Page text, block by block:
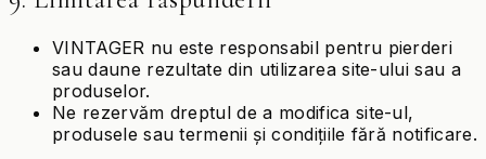
VINTAGER nu este responsabil pentru pierderi
sau daune rezultate din utilizarea site-ului sau a
produselor.
Ne rezervăm dreptul de a modifica site-ul,
produsele sau termenii și condițiile fără notificare.